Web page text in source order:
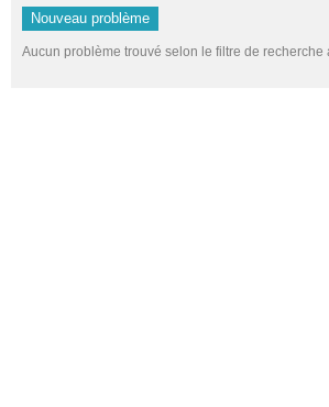
Nouveau problème
Aucun problème trouvé selon le filtre de recherche